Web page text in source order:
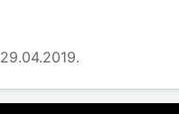
29.04.2019.